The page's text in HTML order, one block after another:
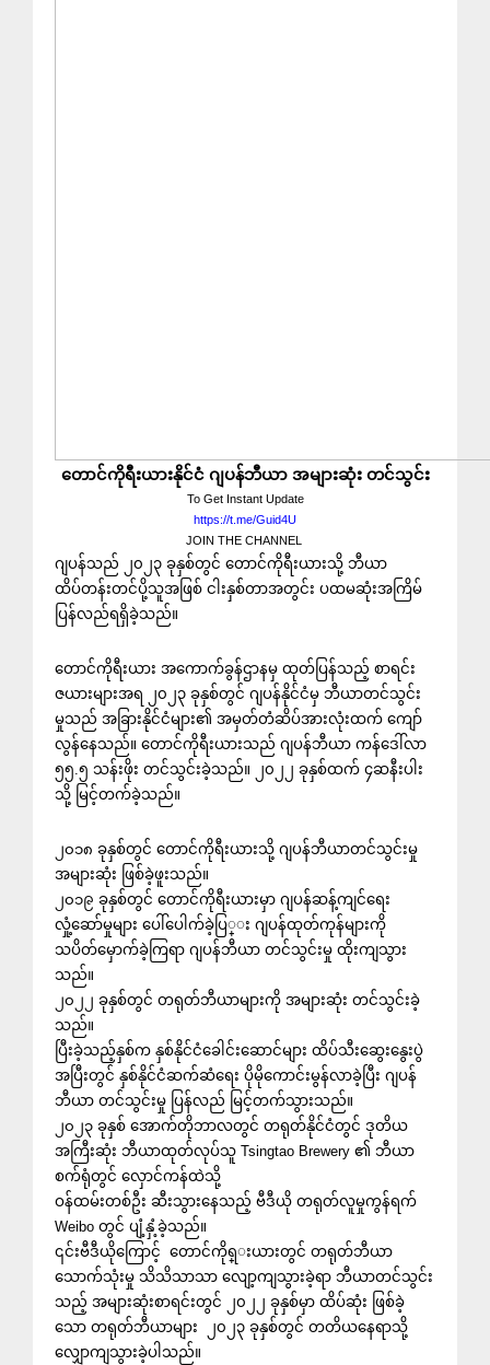
တောင်ကိုရီးယားနိုင်ငံ ဂျပန်ဘီယာ အများဆုံး တင်သွင်း
To Get Instant Update
https://t.me/Guid4U
JOIN THE CHANNEL
ဂျပန်သည် ၂၀၂၃ ခုနှစ်တွင် တောင်ကိုရီးယားသို့ ဘီယာ
ထိပ်တန်းတင်ပို့သူအဖြစ် ငါးနှစ်တာအတွင်း ပထမဆုံးအကြိမ်
ပြန်လည်ရရှိခဲ့သည်။
တောင်ကိုရီးယား အကောက်ခွန်ဌာနမှ ထုတ်ပြန်သည့် စာရင်း
ဇယားများအရ ၂၀၂၃ ခုနှစ်တွင် ဂျပန်နိုင်ငံမှ ဘီယာတင်သွင်း
မှုသည် အခြားနိုင်ငံများ၏ အမှတ်တံဆိပ်အားလုံးထက် ကျော်
လွန်နေသည်။ တောင်ကိုရီးယားသည် ဂျပန်ဘီယာ ကန်ဒေါ်လာ
၅၅.၅ သန်းဖိုး တင်သွင်းခဲ့သည်။ ၂၀၂၂ ခုနှစ်ထက် ၄ဆနီးပါး
သို့ မြင့်တက်ခဲ့သည်။
၂၀၁၈ ခုနှစ်တွင် တောင်ကိုရီးယားသို့ ဂျပန်ဘီယာတင်သွင်းမှု
အများဆုံး ဖြစ်ခဲ့ဖူးသည်။
၂၀၁၉ ခုနှစ်တွင် တောင်ကိုရီးယားမှာ ဂျပန်ဆန့်ကျင်ရေး
လှုံ့ဆော်မှုများ ပေါ်ပေါက်ခဲ့ပြ္း ဂျပန်ထုတ်ကုန်များကို
သပိတ်မှောက်ခဲ့ကြရာ ဂျပန်ဘီယာ တင်သွင်းမှု ထိုးကျသွား
သည်။
၂၀၂၂ ခုနှစ်တွင် တရုတ်ဘီယာများကို အများဆုံး တင်သွင်းခဲ့
သည်။
ပြီးခဲ့သည့်နှစ်က နှစ်နိုင်ငံခေါင်းဆောင်များ ထိပ်သီးဆွေးနွေးပွဲ
အပြီးတွင် နှစ်နိုင်ငံဆက်ဆံရေး ပိုမိုကောင်းမွန်လာခဲ့ပြီး ဂျပန်
ဘီယာ တင်သွင်းမှု ပြန်လည် မြင့်တက်သွားသည်။
၂၀၂၃ ခုနှစ် အောက်တိုဘာလတွင် တရုတ်နိုင်ငံတွင် ဒုတိယ
အကြီးဆုံး ဘီယာထုတ်လုပ်သူ Tsingtao Brewery ၏ ဘီယာ
စက်ရုံတွင် လှောင်ကန်ထဲသို့
ဝန်ထမ်းတစ်ဦး ဆီးသွားနေသည့် ဗီဒီယို တရုတ်လူမှုကွန်ရက်
Weibo တွင် ပျံ့နှံ့ခဲ့သည်။
၎င်းဗီဒီယိုကြောင့် တောင်ကိုရ္းယားတွင် တရုတ်ဘီယာ
သောက်သုံးမှု သိသိသာသာ လျော့ကျသွားခဲ့ရာ ဘီယာတင်သွင်း
သည့် အများဆုံးစာရင်းတွင် ၂၀၂၂ ခုနှစ်မှာ ထိပ်ဆုံး ဖြစ်ခဲ့
သော တရုတ်ဘီယာများ ၂၀၂၃ ခုနှစ်တွင် တတိယနေရာသို့
လျှောကျသွားခဲ့ပါသည်။